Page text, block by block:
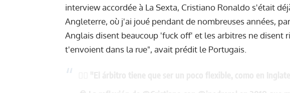
interview accordée à La Sexta, Cristiano Ronaldo s'était
Angleterre, où j'ai joué pendant de nombreuses années,
Anglais disent beaucoup 'fuck off' et les arbitres ne disent
t'envoient dans la rue", avait prédit le Portugais.